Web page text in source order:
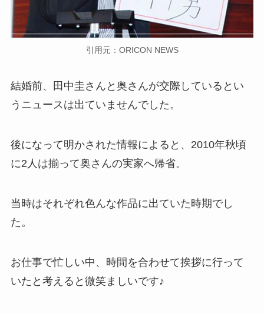
引用元：ORICON NEWS
結婚前、田中圭さんと奥さんが交際しているとい
うニュースは出ていませんでした。
後になって明かされた情報によると、2010年秋頃
に2人は揃って奥さんの実家へ帰省。
当時はそれぞれ色んな作品に出ていた時期でし
た。
お仕事で忙しい中、時間を合わせて挨拶に行って
いたと考えると微笑ましいです♪